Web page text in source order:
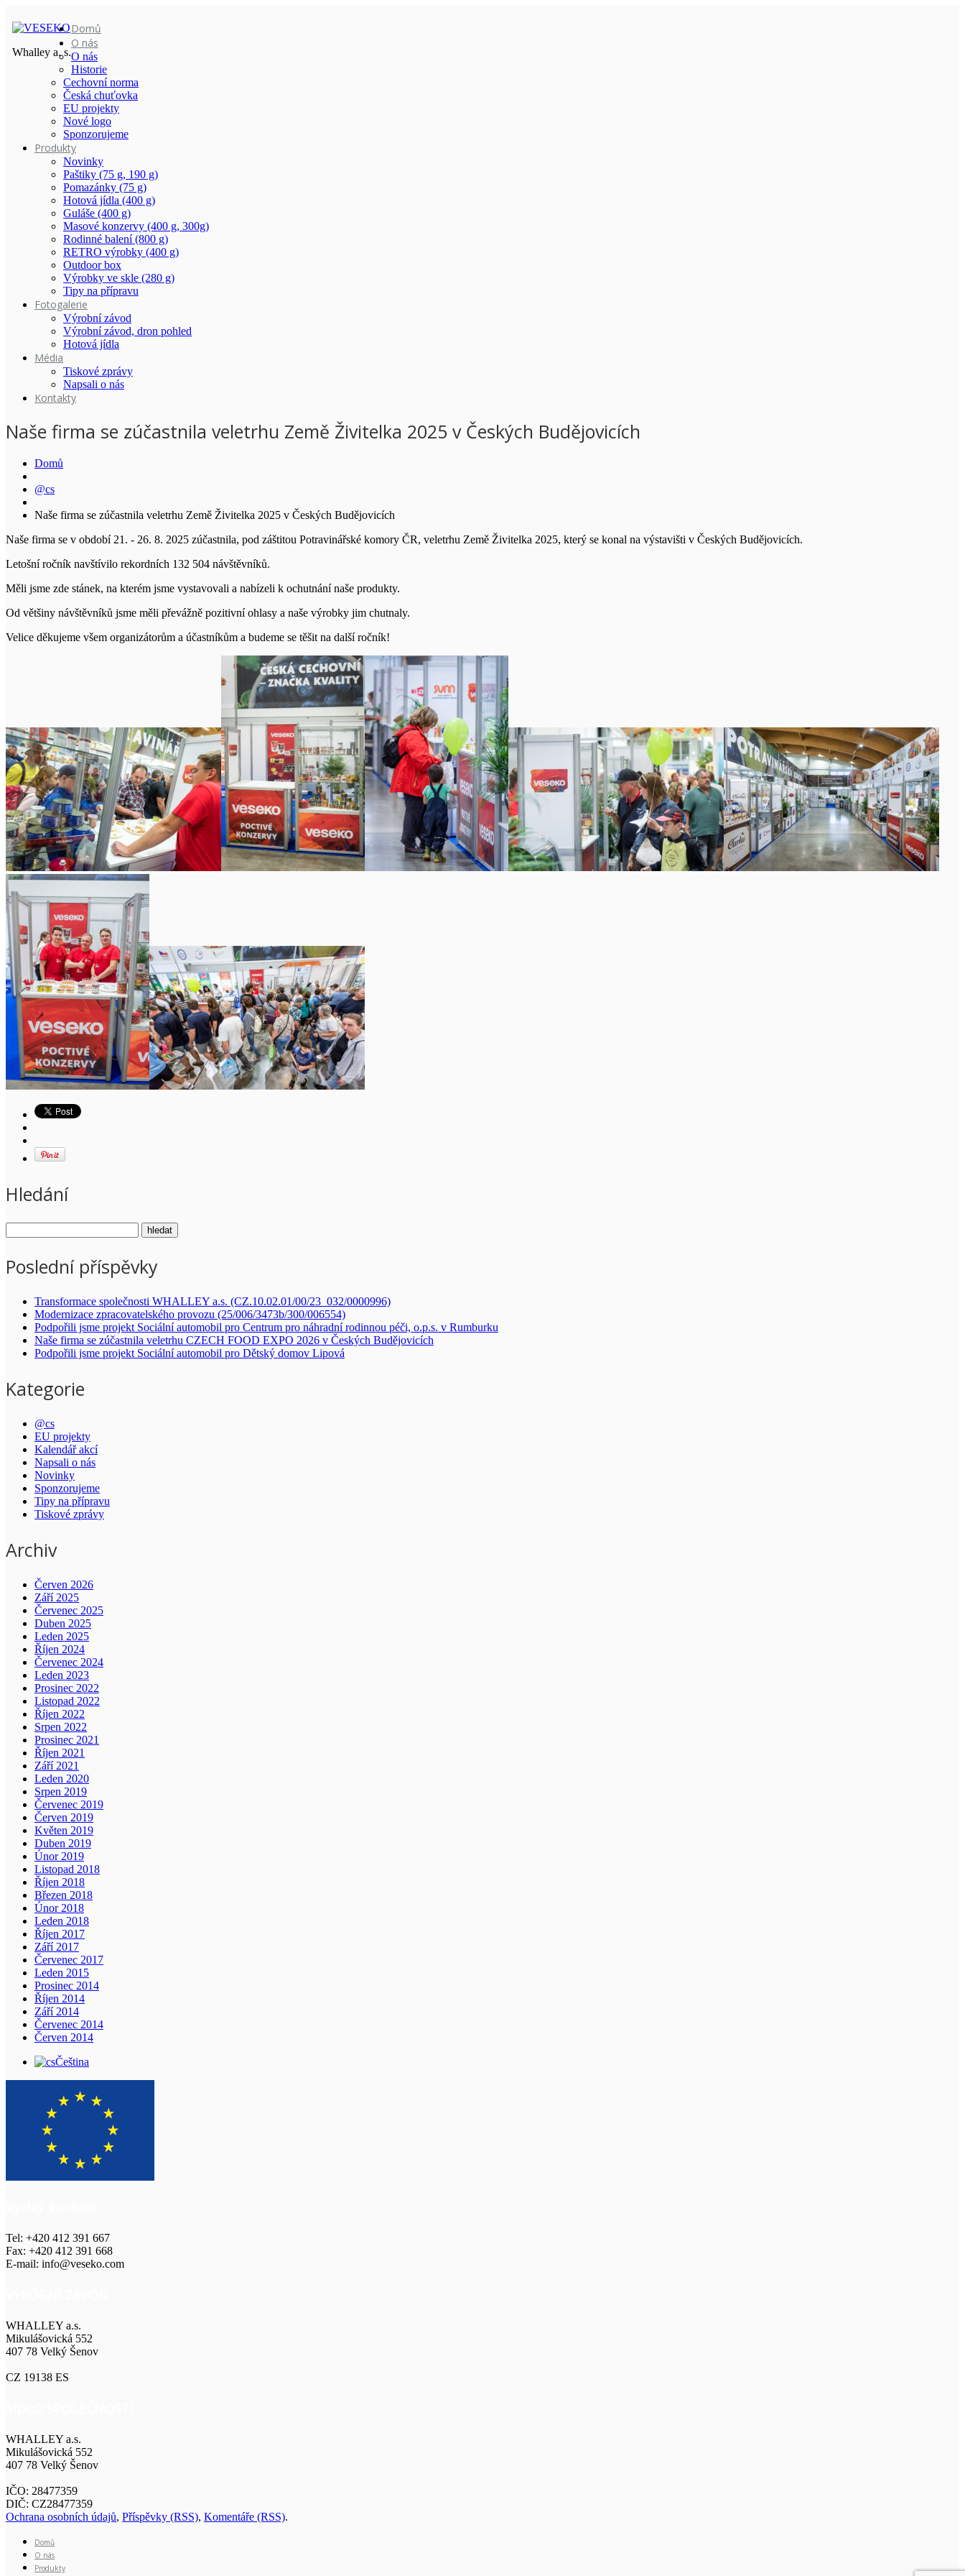
Whalley a. s.
Domů
O nás
O nás
Historie
Cechovní norma
Česká chuťovka
EU projekty
Nové logo
Sponzorujeme
Produkty
Novinky
Paštiky (75 g, 190 g)
Pomazánky (75 g)
Hotová jídla (400 g)
Guláše (400 g)
Masové konzervy (400 g, 300g)
Rodinné balení (800 g)
RETRO výrobky (400 g)
Outdoor box
Výrobky ve skle (280 g)
Tipy na přípravu
Fotogalerie
Výrobní závod
Výrobní závod, dron pohled
Hotová jídla
Média
Tiskové zprávy
Napsali o nás
Kontakty
Naše firma se zúčastnila veletrhu Země Živitelka 2025 v Českých Budějovicích
Domů
@cs
Naše firma se zúčastnila veletrhu Země Živitelka 2025 v Českých Budějovicích
Naše firma se v období 21. - 26. 8. 2025 zúčastnila, pod záštitou Potravinářské komory ČR, veletrhu Země Živitelka 2025, který se konal na výstavišti v Českých Budějovicích.
Letošní ročník navštívilo rekordních 132 504 návštěvníků.
Měli jsme zde stánek, na kterém jsme vystavovali a nabízeli k ochutnání naše produkty.
Od většiny návštěvníků jsme měli převážně pozitivní ohlasy a naše výrobky jim chutnaly.
Velice děkujeme všem organizátorům a účastníkům a budeme se těšit na další ročník!
Hledání
Poslední příspěvky
Transformace společnosti WHALLEY a.s. (CZ.10.02.01/00/23_032/0000996)
Modernizace zpracovatelského provozu (25/006/3473b/300/006554)
Podpořili jsme projekt Sociální automobil pro Centrum pro náhradní rodinnou péči, o.p.s. v Rumburku
Naše firma se zúčastnila veletrhu CZECH FOOD EXPO 2026 v Českých Budějovicích
Podpořili jsme projekt Sociální automobil pro Dětský domov Lipová
Kategorie
@cs
EU projekty
Kalendář akcí
Napsali o nás
Novinky
Sponzorujeme
Tipy na přípravu
Tiskové zprávy
Archiv
Červen 2026
Září 2025
Červenec 2025
Duben 2025
Leden 2025
Říjen 2024
Červenec 2024
Leden 2023
Prosinec 2022
Listopad 2022
Říjen 2022
Srpen 2022
Prosinec 2021
Říjen 2021
Září 2021
Leden 2020
Srpen 2019
Červenec 2019
Červen 2019
Květen 2019
Duben 2019
Únor 2019
Listopad 2018
Říjen 2018
Březen 2018
Únor 2018
Leden 2018
Říjen 2017
Září 2017
Červenec 2017
Leden 2015
Prosinec 2014
Říjen 2014
Září 2014
Červenec 2014
Červen 2014
Čeština
Tel: +420 412 391 667
Fax: +420 412 391 668
E-mail: info@veseko.com
WHALLEY a.s.
Mikulášovická 552
407 78 Velký Šenov
CZ 19138 ES
WHALLEY a.s.
Mikulášovická 552
407 78 Velký Šenov
IČO: 28477359
DIČ: CZ28477359
Ochrana osobních údajů, Příspěvky (RSS), Komentáře (RSS).
Domů
O nás
Produkty